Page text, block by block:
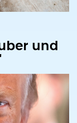
und